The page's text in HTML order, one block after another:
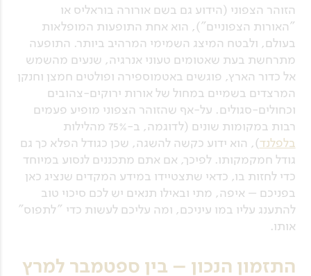
הזוהר הצפוני (הידוע גם בשם אורורה בוראליס או
"האורות הצפוניים"), הוא אחת התופעות המופלאות
בעולם, ולבטח המיצג השמימי המרהיב ביותר. התופעה
מתרחשת בעת שאטומים טעוני אנרגיה, שנעים מהשמש
אל כדור הארץ, פוגשים באטמוספירה ופולטים חמצן וחנקן
המרצדים בשמיים במחול של אורות ירוקים-צהובים
וכחולים-סגולים. על-אף שהזוהר הצפוני מופיע פעמים
רבות במקומות שונים (לדוגמה, ב-75% מהלילות
בלפלנד), הוא ידוע כקשה להשגה, שכן כגודל הפלא כך גם
גודל חמקמקותו. לפיכך, אם אתם מתכננים לנסוע במיוחד
כדי לחזות בו, כדאי שתצטיידו במידע המקדים שנציג כאן
בפניכם – איפה, מתי ובאילו תנאים יש לכם סיכוי טוב
להתענג עליו במו עיניכם, ומה עליכם לעשות כדי "לתפוס"
אותו.
התזמון הנכון – בין ספטמבר למרץ